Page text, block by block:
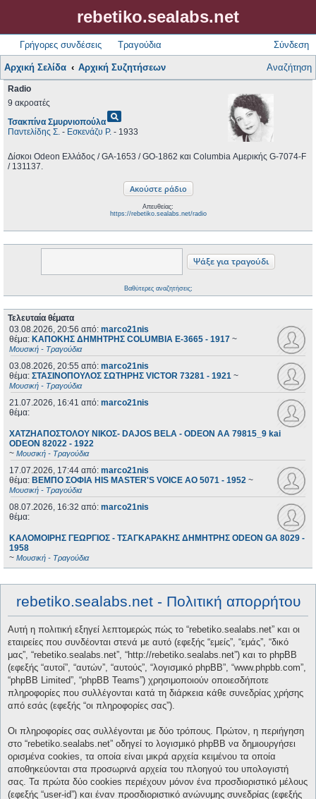
rebetiko.sealabs.net
Γρήγορες συνδέσεις Τραγούδια Σύνδεση
Αρχική Σελίδα Αρχική Συζητήσεων Αναζήτηση
Radio
9 ακροατές
Τσακπίνα Σμυρνιοπούλαpageview
Παντελίδης Σ. - Εσκενάζυ Ρ. - 1933
Δίσκοι Odeon Ελλάδος / GA-1653 / GO-1862 και Columbia Αμερικής G-7074-F
/ 131137.
Απευθείας:
https://rebetiko.sealabs.net/radio
Βαθύτερες αναζητήσεις;
Τελευταία θέματα
03.08.2026, 20:56 από: marco21nis
θέμα: ΚΑΠΟΚΗΣ ΔΗΜΗΤΡΗΣ COLUMBIA E-3665 - 1917 ~
Μουσική - Τραγούδια
03.08.2026, 20:55 από: marco21nis
θέμα: ΣΤΑΣΙΝΟΠΟΥΛΟΣ ΣΩΤΗΡΗΣ VICTOR 73281 - 1921 ~
Μουσική - Τραγούδια
21.07.2026, 16:41 από: marco21nis
θέμα:
ΧΑΤΖΗΑΠΟΣΤΟΛΟΥ ΝΙΚΟΣ- DAJOS BELA - ODEON AA 79815_9 kai
ODEON 82022 - 1922
~ Μουσική - Τραγούδια
17.07.2026, 17:44 από: marco21nis
θέμα: ΒΕΜΠΟ ΣΟΦΙΑ HIS MASTER'S VOICE AO 5071 - 1952 ~
Μουσική - Τραγούδια
08.07.2026, 16:32 από: marco21nis
θέμα:
ΚΑΛΟΜΟΙΡΗΣ ΓΕΩΡΓΙΟΣ - ΤΣΑΓΚΑΡΑΚΗΣ ΔΗΜΗΤΡΗΣ ODEON GA 8029 -
1958
~ Μουσική - Τραγούδια
rebetiko.sealabs.net - Πολιτική απορρήτου
Αυτή η πολιτική εξηγεί λεπτομερώς πώς το “rebetiko.sealabs.net” και οι
εταιρείες που συνδέονται στενά με αυτό (εφεξής “εμείς”, “εμάς”, “δικό
μας”, “rebetiko.sealabs.net”, “http://rebetiko.sealabs.net”) και το phpBB
(εφεξής “αυτοί”, “αυτών”, “αυτούς”, “λογισμικό phpBB”, “www.phpbb.com”,
“phpBB Limited”, “phpBB Teams”) χρησιμοποιούν οποιεσδήποτε
πληροφορίες που συλλέγονται κατά τη διάρκεια κάθε συνεδρίας χρήσης
από εσάς (εφεξής “οι πληροφορίες σας”).
Οι πληροφορίες σας συλλέγονται με δύο τρόπους. Πρώτον, η περιήγηση
στο “rebetiko.sealabs.net” οδηγεί το λογισμικό phpBB να δημιουργήσει
ορισμένα cookies, τα οποία είναι μικρά αρχεία κειμένου τα οποία
αποθηκεύονται στα προσωρινά αρχεία του πλοηγού του υπολογιστή
σας. Τα πρώτα δύο cookies περιέχουν μόνον ένα προσδιοριστικό μέλους
(εφεξής “user-id”) και έναν προσδιοριστικό ανώνυμης συνεδρίας (εφεξής